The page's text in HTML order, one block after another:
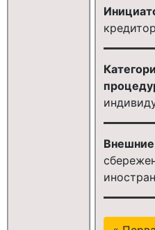
Внешние